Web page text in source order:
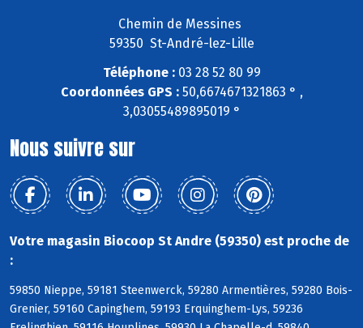
Chemin de Messines
59350 St-André-lez-Lille
Téléphone :03 28 52 80 99
Coordonnées GPS :50,6674671321863 ° ,
3,03055489895019 °
Nous suivre sur
Votre magasin Biocoop St Andre (59350) est proche de
:
59850 Nieppe, 59181 Steenwerck, 59280 Armentières, 59280 Bois-
Grenier, 59160 Capinghem, 59193 Erquinghem-Lys, 59236